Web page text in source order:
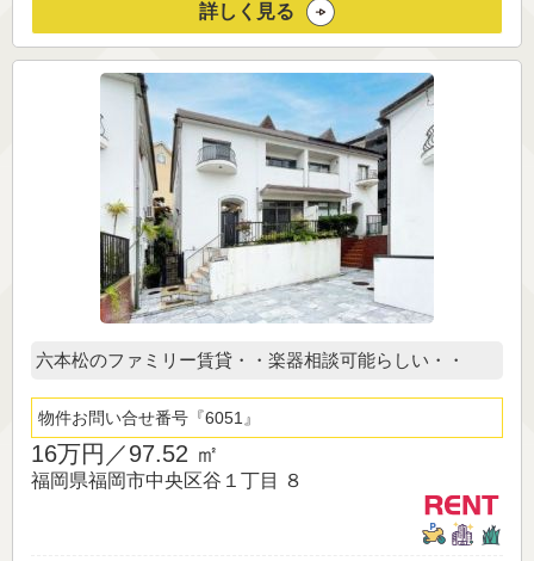
詳しく見る
六本松のファミリー賃貸・・楽器相談可能らしい・・
物件お問い合せ番号 6051
16万円／97.52 ㎡
福岡県福岡市中央区谷１丁目 ８